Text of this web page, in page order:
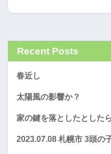
Recent Posts
春近し
太陽風の影響か？
家の鍵を落としたとした
2023.07.08 札幌市 3頭の